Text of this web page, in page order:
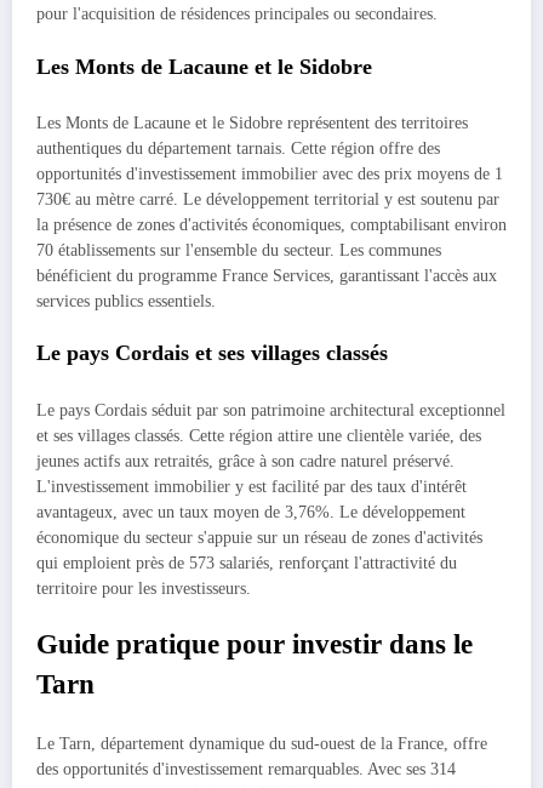
pour l'acquisition de résidences principales ou secondaires.
Les Monts de Lacaune et le Sidobre
Les Monts de Lacaune et le Sidobre représentent des territoires
authentiques du département tarnais. Cette région offre des
opportunités d'investissement immobilier avec des prix moyens de 1
730€ au mètre carré. Le développement territorial y est soutenu par
la présence de zones d'activités économiques, comptabilisant environ
70 établissements sur l'ensemble du secteur. Les communes
bénéficient du programme France Services, garantissant l'accès aux
services publics essentiels.
Le pays Cordais et ses villages classés
Le pays Cordais séduit par son patrimoine architectural exceptionnel
et ses villages classés. Cette région attire une clientèle variée, des
jeunes actifs aux retraités, grâce à son cadre naturel préservé.
L'investissement immobilier y est facilité par des taux d'intérêt
avantageux, avec un taux moyen de 3,76%. Le développement
économique du secteur s'appuie sur un réseau de zones d'activités
qui emploient près de 573 salariés, renforçant l'attractivité du
territoire pour les investisseurs.
Guide pratique pour investir dans le
Tarn
Le Tarn, département dynamique du sud-ouest de la France, offre
des opportunités d'investissement remarquables. Avec ses 314